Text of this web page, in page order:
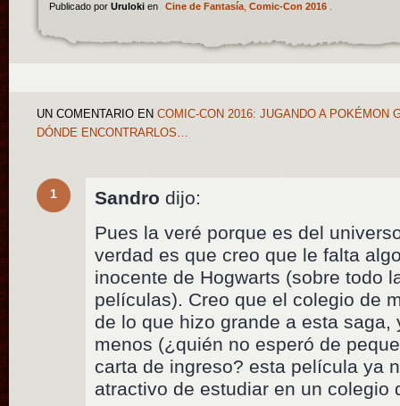
Publicado por Uruloki en Cine de Fantasía, Comic-Con 2016.
UN COMENTARIO EN COMIC-CON 2016: JUGANDO A POKÉMON
DÓNDE ENCONTRARLOS…
1 Sandro dijo:
Pues la veré porque es del
verdad es que creo que le falta
inocente de Hogwarts (sobre todo
películas). Creo que el colegio de
de lo que hizo grande a esta saga,
menos (¿quién no esperó de
carta de ingreso? esta película ya
atractivo de estudiar en un colegio